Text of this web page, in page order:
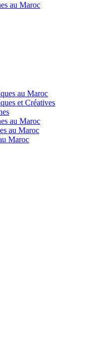
au Maroc
au Maroc
et Créatives
au Maroc
au Maroc
Maroc